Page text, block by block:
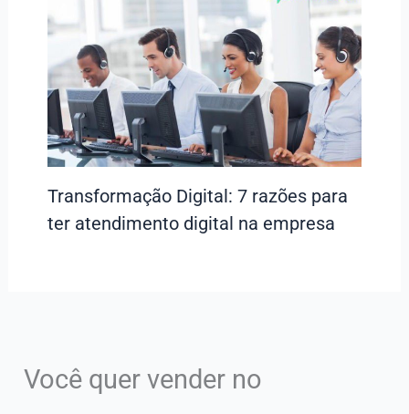
Transformação Digital: 7 razões para
ter atendimento digital na empresa
Você quer vender no